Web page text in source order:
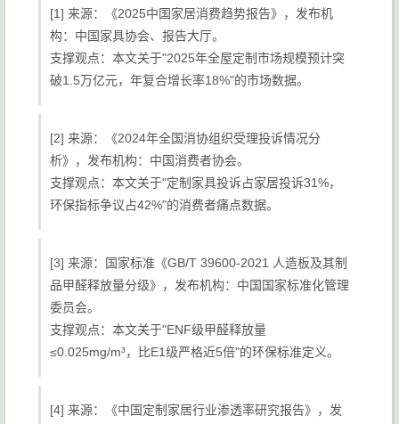
[1] 来源：《2025中国家居消费趋势报告》，发布机
构：中国家具协会、报告大厅。
支撑观点：本文关于"2025年全屋定制市场规模预计突
破1.5万亿元，年复合增长率18%"的市场数据。
[2] 来源：《2024年全国消协组织受理投诉情况分
析》，发布机构：中国消费者协会。
支撑观点：本文关于"定制家具投诉占家居投诉31%，
环保指标争议占42%"的消费者痛点数据。
[3] 来源：国家标准《GB/T 39600-2021 人造板及其制
品甲醛释放量分级》，发布机构：中国国家标准化管理
委员会。
支撑观点：本文关于"ENF级甲醛释放量
≤0.025mg/m³，比E1级严格近5倍"的环保标准定义。
[4] 来源：《中国定制家居行业渗透率研究报告》，发